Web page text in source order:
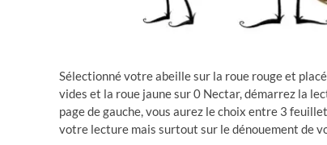
Sélectionné votre abeille sur la roue rouge et
vides et la roue jaune sur 0 Nectar, démarrez la
page de gauche, vous aurez le choix entre 3
votre lecture mais surtout sur le dénouement de